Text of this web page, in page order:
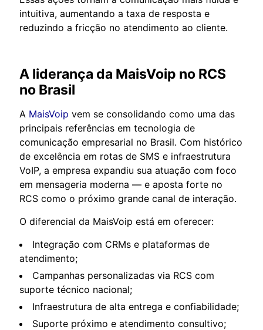
intuitiva, aumentando a taxa de resposta e
reduzindo a fricção no atendimento ao cliente.
A liderança da MaisVoip no RCS
no Brasil
A MaisVoip vem se consolidando como uma das
principais referências em tecnologia de
comunicação empresarial no Brasil. Com histórico
de excelência em rotas de SMS e infraestrutura
VoIP, a empresa expandiu sua atuação com foco
em mensageria moderna — e aposta forte no
RCS como o próximo grande canal de interação.
O diferencial da MaisVoip está em oferecer:
Integração com CRMs e plataformas de
atendimento;
Campanhas personalizadas via RCS com
suporte técnico nacional;
Infraestrutura de alta entrega e confiabilidade;
Suporte próximo e atendimento consultivo;